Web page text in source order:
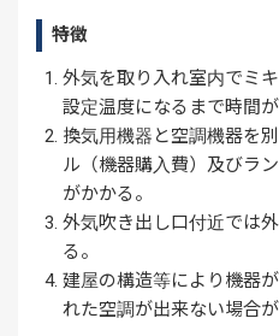
特徴
外気を取り入れ室内でミ
設定温度になるまで時間が
換気用機器と空調機器を
ル（機器購入費）及びラ
がかかる。
外気吹き出し口付近では
る。
建屋の構造等により機器
れた空調が出来ない場合が